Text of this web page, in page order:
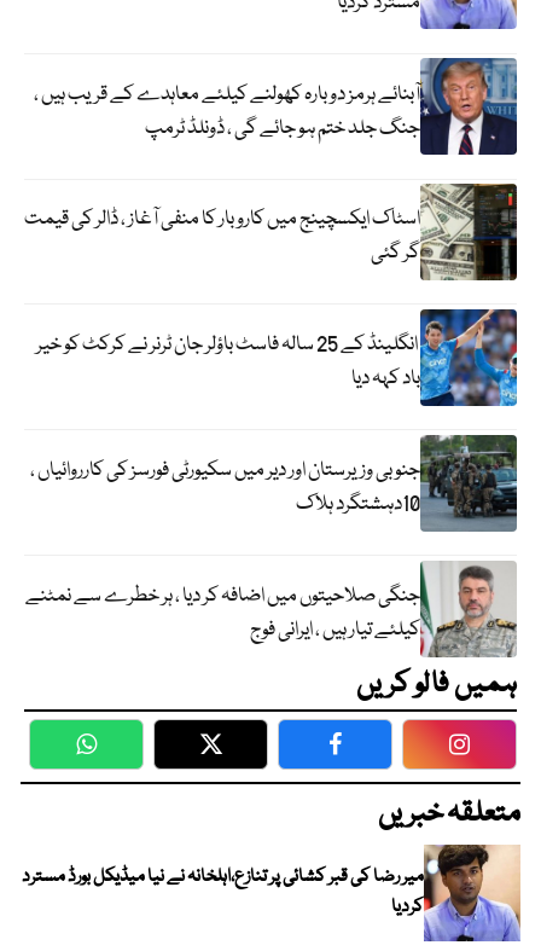
آبنائے ہرمز دوبارہ کھولنے کیلئے معاہدے کے قریب ہیں ،
جنگ جلد ختم ہو جائے گی ، ڈونلڈ ٹرمپ
اسٹاک ایکسچینج میں کاروبار کا منفی آغاز ، ڈالر کی قیمت
گر گئی
انگلینڈ کے 25 سالہ فاسٹ باؤلر جان ٹرنر نے کرکٹ کو خیر
باد کہہ دیا
جنوبی وزیرستان اور دیر میں سکیورٹی فورسز کی کارروائیاں ،
10دہشتگرد ہلاک
جنگی صلاحیتوں میں اضافہ کر دیا ، ہر خطرے سے نمٹنے
کیلئے تیار ہیں ، ایرانی فوج
ہمیں فالو کریں
WhatsApp Twitter Facebook
متعلقہ خبریں
میر رضا کی قبر کشائی پر تنازع،اہلخانہ نے نیا میڈیکل بورڈ مسترد
کردیا